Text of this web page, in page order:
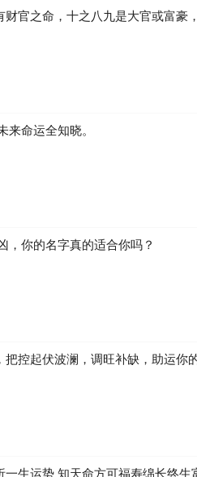
官之命，十之八九是大官或富豪
来命运全知晓。
，你的名字真的适合你吗？
控起伏波澜，调旺补缺，助运你
生运势 知天命方可福寿绵长终生